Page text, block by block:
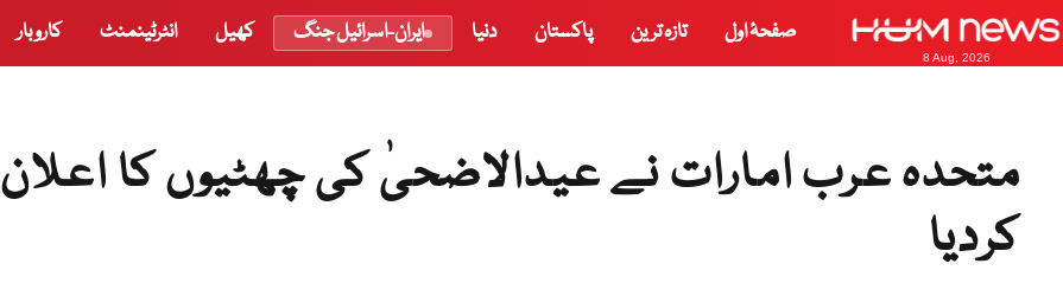
8 Aug, 2026
صفحۂ اول تازہ ترین پاکستان دنیا ایران-اسرائیل جنگ کھیل انٹرٹینمنٹ کاروبار
متحدہ عرب امارات نے عیدالاضحیٰ کی چھٹیوں کا اعلان
کردیا